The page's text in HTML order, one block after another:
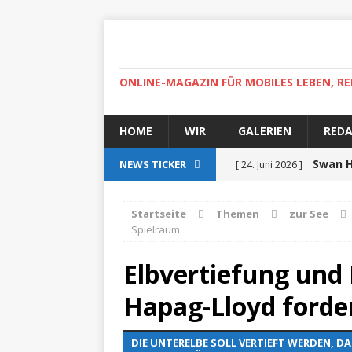
ONLINE-MAGAZIN FÜR MOBILES LEBEN,
HOME WIR GALERIEN
NEWS TICKER [ 24. Juni 2026 ] Swan
[ 30. April 2022 ]
Helgoland ZUR SEE
[ 5. Dezember 2021 ]
Startseite Themen zur See
Spielraum
Elbvertiefung und
Hapag-Lloyd
DIE UNTERELBE SOLL VERTIEFT WERDEN,